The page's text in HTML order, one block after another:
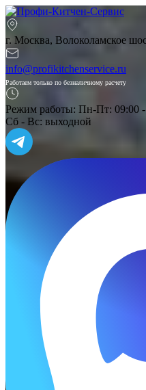
г. Москва, Волоколамское
info@profikitchenservice.ru
Работаем только по безналичному расчету
Режим работы: Пн-Пт: 09:00 -
Сб - Вс: выходной